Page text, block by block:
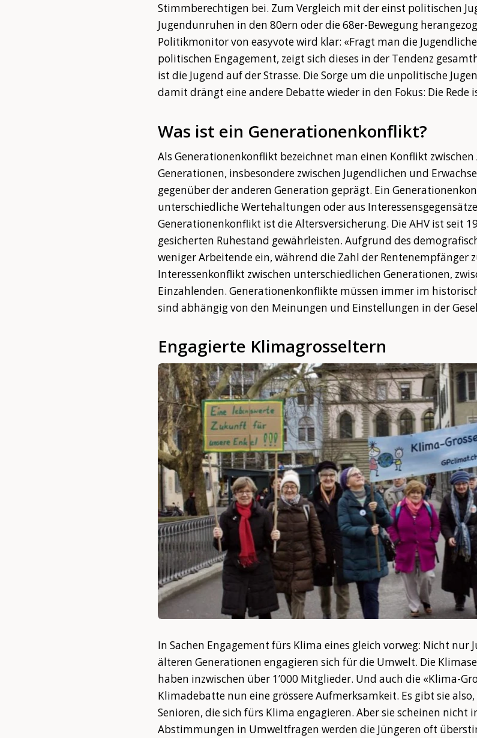
Stimmberechtigen bei. Zum Vergleich mit der einst politischen
Jugendunruhen in den 80ern oder die 68er-Bewegung
Politikmonitor von easyvote wird klar: «Fragt man die
politischen Engagement, zeigt sich dieses in der Tendenz
ist die Jugend auf der Strasse. Die Sorge um die unpolitische
damit drängt eine andere Debatte wieder in den Fokus: Die
Was ist ein Generationenkonflikt?
Als Generationenkonflikt bezeichnet man einen Konflikt
Generationen, insbesondere zwischen Jugendlichen und
gegenüber der anderen Generation geprägt. Ein
unterschiedliche Wertehaltungen oder aus
Generationenkonflikt ist die Altersversicherung. Die AHV ist seit
gesicherten Ruhestand gewährleisten. Aufgrund des
weniger Arbeitende ein, während die Zahl der Rentenempfänger
Interessenkonflikt zwischen unterschiedlichen Generationen,
Einzahlenden. Generationenkonflikte müssen immer im
sind abhängig von den Meinungen und Einstellungen in der
Engagierte Klimagrosseltern
In Sachen Engagement fürs Klima eines gleich vorweg: Nicht nur
älteren Generationen engagieren sich für die Umwelt. Die
haben inzwischen über 1’000 Mitglieder. Und auch die «Klima-
Klimadebatte nun eine grössere Aufmerksamkeit. Es gibt sie
Senioren, die sich fürs Klima engagieren. Aber sie scheinen nicht
Abstimmungen in Umweltfragen werden die Jüngeren oft